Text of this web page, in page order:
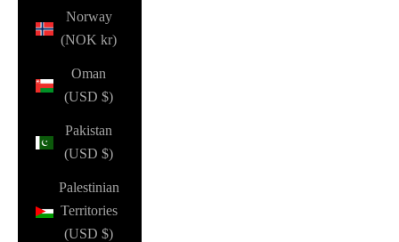
Norway
(NOK kr)
Oman
(USD $)
Pakistan
(USD $)
Palestinian
Territories
(USD $)